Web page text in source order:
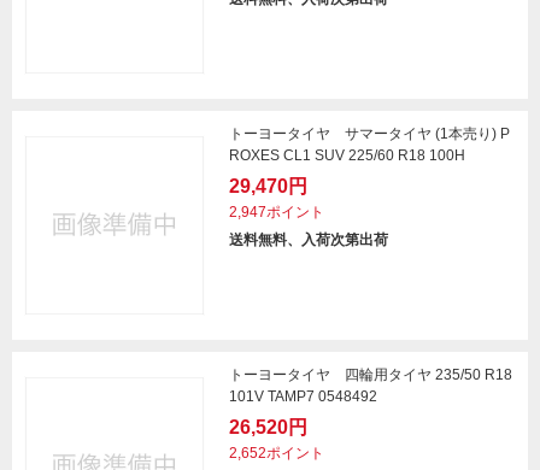
トーヨータイヤ サマータイヤ (1本売り) P
ROXES CL1 SUV 225/60 R18 100H
29,470円
2,947ポイント
送料無料、入荷次第出荷
トーヨータイヤ 四輪用タイヤ 235/50 R18
101V TAMP7 0548492
26,520円
2,652ポイント